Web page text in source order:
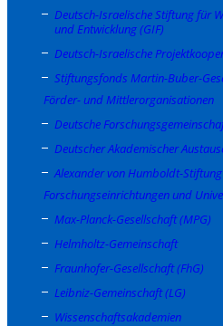
Deutsch-Israelische Stiftung für
und Entwicklung (GIF)
Deutsch-Israelische
Stiftungsfonds Martin-Buber-
Förder- und Mittlerorganisationen
Deutsche
Deutscher Akademischer
Alexander von Humboldt-Stiftung
Forschungseinrichtungen und
Max-Planck-Gesellschaft (MPG)
Helmholtz-Gemeinschaft
Fraunhofer-Gesellschaft (FhG)
Leibniz-Gemeinschaft (LG)
Wissenschaftsakademien